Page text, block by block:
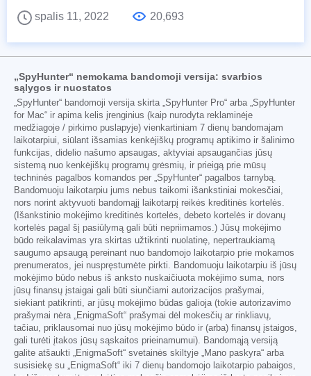
spalis 11, 2022
20,693
„SpyHunter“ nemokama bandomoji versija: svarbios
sąlygos ir nuostatos
„SpyHunter“ bandomoji versija skirta „SpyHunter Pro“ arba „SpyHunter
for Mac“ ir apima kelis įrenginius (kaip nurodyta reklaminėje
medžiagoje / pirkimo puslapyje) vienkartiniam 7 dienų bandomajam
laikotarpiui, siūlant išsamias kenkėjiškų programų aptikimo ir šalinimo
funkcijas, didelio našumo apsaugas, aktyviai apsaugančias jūsų
sistemą nuo kenkėjiškų programų grėsmių, ir prieigą prie mūsų
techninės pagalbos komandos per „SpyHunter“ pagalbos tarnybą.
Bandomuoju laikotarpiu jums nebus taikomi išankstiniai mokesčiai,
nors norint aktyvuoti bandomąjį laikotarpį reikės kreditinės kortelės.
(Išankstinio mokėjimo kreditinės kortelės, debeto kortelės ir dovanų
kortelės pagal šį pasiūlymą gali būti nepriimamos.) Jūsų mokėjimo
būdo reikalavimas yra skirtas užtikrinti nuolatinę, nepertraukiamą
saugumo apsaugą pereinant nuo bandomojo laikotarpio prie mokamos
prenumeratos, jei nuspręstumėte pirkti. Bandomuoju laikotarpiu iš jūsų
mokėjimo būdo nebus iš anksto nuskaičiuota mokėjimo suma, nors
jūsų finansų įstaigai gali būti siunčiami autorizacijos prašymai,
siekiant patikrinti, ar jūsų mokėjimo būdas galioja (tokie autorizavimo
prašymai nėra „EnigmaSoft“ prašymai dėl mokesčių ar rinkliavų,
tačiau, priklausomai nuo jūsų mokėjimo būdo ir (arba) finansų įstaigos,
gali turėti įtakos jūsų sąskaitos prieinamumui). Bandomąją versiją
galite atšaukti „EnigmaSoft“ svetainės skiltyje „Mano paskyra“ arba
susisiekę su „EnigmaSoft“ iki 7 dienų bandomojo laikotarpio pabaigos,